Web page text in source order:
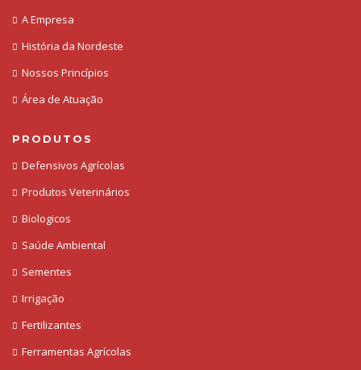
A Empresa
História da Nordeste
Nossos Princípios
Área de Atuação
PRODUTOS
Defensivos Agrícolas
Produtos Veterinários
Biologicos
Saúde Ambiental
Sementes
Irrigação
Fertilizantes
Ferramentas Agrícolas